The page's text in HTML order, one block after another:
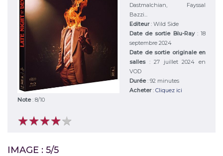
Dastmalchian, Fayssal
Bazzi...
Editeur:Wild Side
Date de sortie Blu-Ray : 18
septembre 2024
Date de sortie originale en
salles : 27 juillet 2024 en
VOD
Durée:92 minutes
Acheter:Cliquez ici
Note: 8/10
★★★★★
★★★★★
IMAGE : 5/5